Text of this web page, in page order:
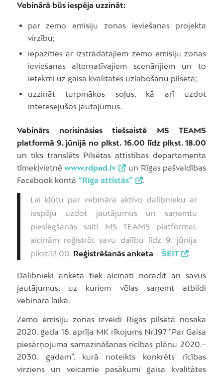
Vebinārā būs iespēja uzzināt:
par zemo emisiju zonas ieviešanas projekta
virzību;
iepazīties ar izstrādātajiem zemo emisiju zonas
ieviešanas alternatīvajiem scenārijiem un to
ietekmi uz gaisa kvalitātes uzlabošanu pilsētā;
uzzināt turpmākos soļus, kā arī uzdot
interesējušos jautājumus.
Vebinārs norisināsies tiešsaistē MS TEAMS
platformā 9. jūnijā no plkst. 16.00 līdz plkst. 18.00
un tiks translēts Pilsētas attīstības departamenta
tīmekļvietnēwww.rdpad.lv
un Rīgas pašvaldības
Facebook kontā “Rīga attīstās” .
Lai kļūtu par vebināra aktīvo dalībnieku ar
iespēju uzdot jautājumus un saņemtu
pieslēgšanās saiti MS TEAMS platformai,
aicinām reģistrēt savu dalību līdz 9. jūnija
plkst.12.00. Reģistrēšanās anketa – ŠEIT .
Dalībnieki anketā tiek aicināti norādīt arī savus
jautājumus, uz kuriem vēlas saņemt atbildi
vebināra laikā.
Zemo emisiju zonas izveidi Rīgas pilsētā nosaka
2020. gada 16. aprīļa MK rīkojums Nr.197 “Par Gaisa
piesārņojuma samazināšanas rīcības plānu 2020.–
2030. gadam”, kurā noteikts konkrēts rīcības
virziens un veicamie pasākumi gaisa kvalitātes